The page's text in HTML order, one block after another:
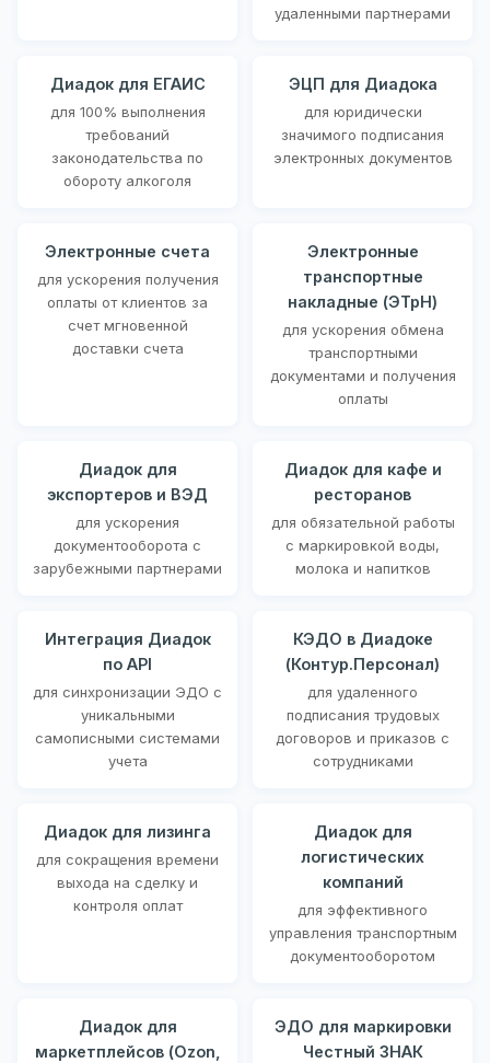
удаленными партнерами
Диадок для ЕГАИС
для 100% выполнения
требований
законодательства по
обороту алкоголя
ЭЦП для Диадока
для юридически
значимого подписания
электронных документов
Электронные счета
для ускорения получения
оплаты от клиентов за
счет мгновенной
доставки счета
Электронные
транспортные
накладные (ЭТрН)
для ускорения обмена
транспортными
документами и получения
оплаты
Диадок для
экспортеров и ВЭД
для ускорения
документооборота с
зарубежными партнерами
Диадок для кафе и
ресторанов
для обязательной работы
с маркировкой воды,
молока и напитков
Интеграция Диадок
по API
для синхронизации ЭДО с
уникальными
самописными системами
учета
КЭДО в Диадоке
(Контур.Персонал)
для удаленного
подписания трудовых
договоров и приказов с
сотрудниками
Диадок для лизинга
для сокращения времени
выхода на сделку и
контроля оплат
Диадок для
логистических
компаний
для эффективного
управления транспортным
документооборотом
Диадок для
маркетплейсов (Ozon,
ЭДО для маркировки
Честный ЗНАК